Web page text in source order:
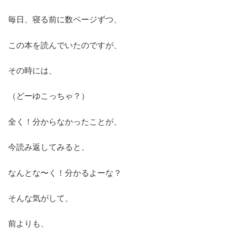
毎日、寝る前に数ページずつ、
この本を読んでいたのですが、
その時には、
（どーゆこっちゃ？）
全く！分からなかったことが、
今読み返してみると、
なんとな〜く！分かるよーな？
そんな気がして、
前よりも、